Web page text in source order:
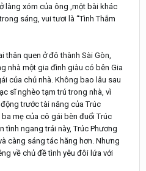
làng xóm của ông ,một bài khác
sáng, vui tươi là “Tình Thắm
thân quen ở đô thành Sài Gòn,
nhà một gia đình giàu có bên Gia
của chủ nhà. Không bao lâu sau
sĩ nghèo tạm trú trong nhà, vì
trước tài năng của Trúc
mẹ của cô gái bèn đuổi Trúc
tình ngang trái này, Trúc Phương
càng sáng tác hăng hơn. Nhưng
về chủ đề tình yêu đôi lứa với